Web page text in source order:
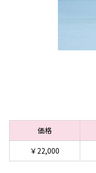
価格
￥22,000